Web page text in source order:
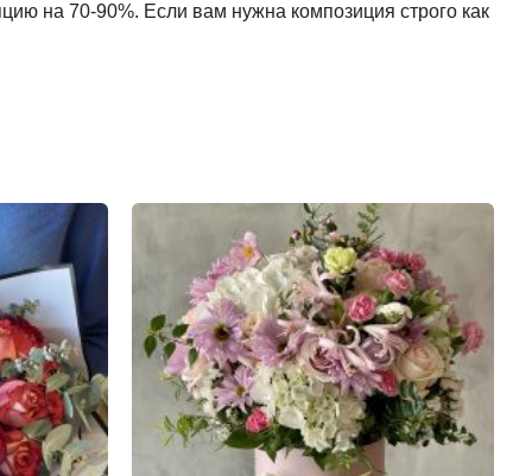
на 70-90%. Если вам нужна композиция строго как